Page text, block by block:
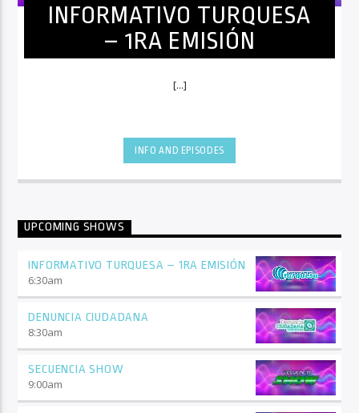
INFORMATIVO TURQUESA
– 1RA EMISIÓN
[...]
INFO AND EPISODES
UPCOMING SHOWS
INFORMATIVO TURQUESA – 1RA EMISIÓN
6:30am
DENUNCIA CIUDADANA
8:30am
SECUENCIA SHOW
9:00am